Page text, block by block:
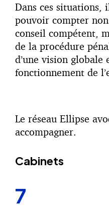
Dans ces situations,
pouvoir compter
conseil compétent,
de la procédure
d’une vision globale
fonctionnement de
Le réseau Ellipse
accompagner.
Cabinets
7